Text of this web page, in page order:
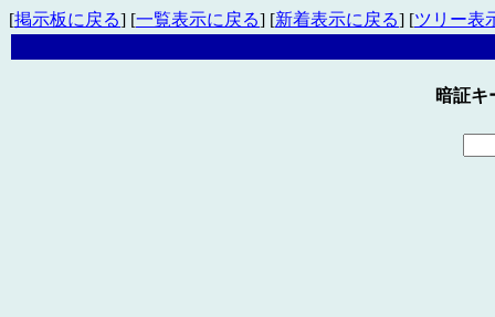
[掲示板に戻る] [一覧表示に戻る] [新着表示に戻る] [ツリー表
暗証キ